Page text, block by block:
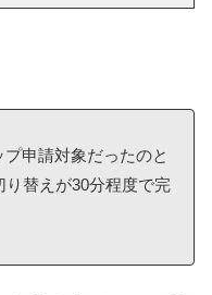
申請対象だったのと
替えが30分程度で完